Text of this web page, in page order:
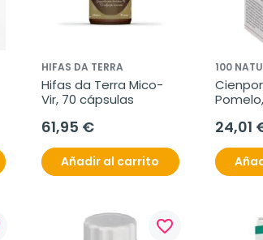
HIFAS DA TERRA
Hifas da Terra Mico-
Vir, 70 cápsulas
61,95 €
Añadir al carrito
100
24,01
favorite_border